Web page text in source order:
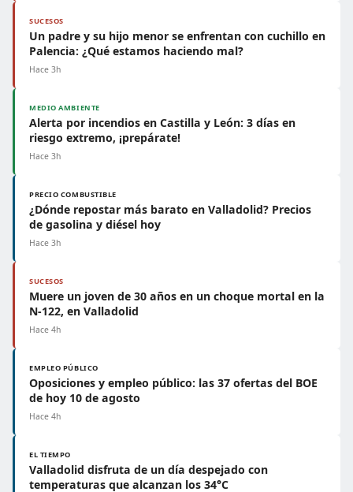
SUCESOS
Un padre y su hijo menor se enfrentan con cuchillo en
Palencia: ¿Qué estamos haciendo mal?
Hace 3h
MEDIO AMBIENTE
Alerta por incendios en Castilla y León: 3 días en
riesgo extremo, ¡prepárate!
Hace 3h
PRECIO COMBUSTIBLE
¿Dónde repostar más barato en Valladolid? Precios
de gasolina y diésel hoy
Hace 3h
SUCESOS
Muere un joven de 30 años en un choque mortal en la
N-122, en Valladolid
Hace 4h
EMPLEO PÚBLICO
Oposiciones y empleo público: las 37 ofertas del BOE
de hoy 10 de agosto
Hace 4h
EL TIEMPO
Valladolid disfruta de un día despejado con
temperaturas que alcanzan los 34°C